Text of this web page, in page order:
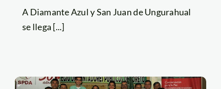
A Diamante Azul y San Juan de Ungurahual
se llega [...]